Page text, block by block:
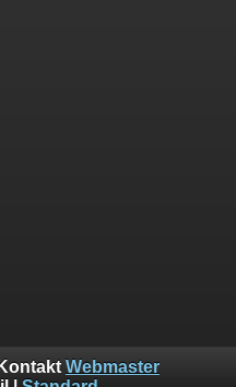
Webmaster